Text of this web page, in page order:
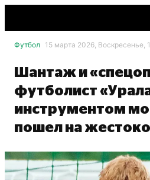
Футбол 15 марта 2026, Воскресенье,
Шантаж и
футболист
инструментом
пошел на